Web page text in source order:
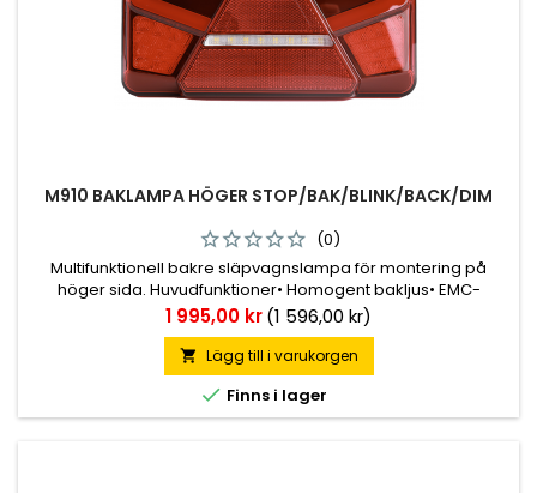
M910 BAKLAMPA HÖGER STOP/BAK/BLINK/BACK/DIM
(0)
Multifunktionell bakre släpvagnslampa för montering på
höger sida. Huvudfunktioner• Homogent bakljus• EMC-
godkännande• Progressiv blinkersfunktion• Integrerad
triangelformad reflexreflektor• Utgång för markörlampans
kabelhärva i bakre delen av lampan• Synkronisera ma
Pris
1 995,00 kr(1 596,00 kr)
 Lägg till i varukorgen
 Finns i lager